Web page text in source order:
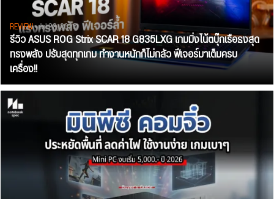
REVIEW• Jul 28, 2026
รีวิว ASUS ROG Strix SCAR 18 G835LXG เกมมิ่งโน้ตบุ๊กเรือธงสุด
ทรงพลัง ปรับสุดทุกเกม ทำงานหนักก็ไม่กลัว ฟีเจอร์มาเต็มครบ
เครื่อง!!